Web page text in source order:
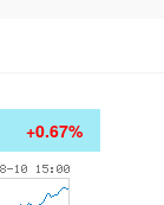
+0.67%